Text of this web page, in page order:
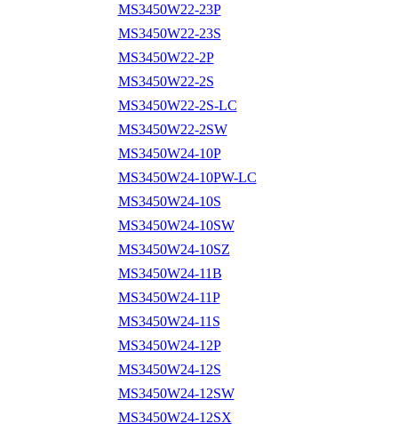
MS3450W22-23P
MS3450W22-23S
MS3450W22-2P
MS3450W22-2S
MS3450W22-2S-LC
MS3450W22-2SW
MS3450W24-10P
MS3450W24-10PW-LC
MS3450W24-10S
MS3450W24-10SW
MS3450W24-10SZ
MS3450W24-11B
MS3450W24-11P
MS3450W24-11S
MS3450W24-12P
MS3450W24-12S
MS3450W24-12SW
MS3450W24-12SX